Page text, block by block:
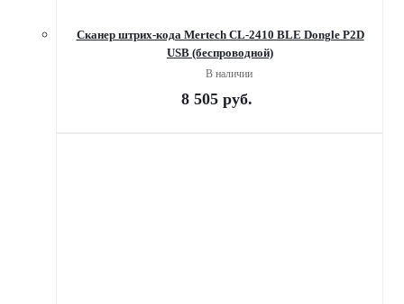
Сканер штрих-кода Mertech CL-2410 BLE Dongle P2D
USB (беспроводной)
В наличии
8 505 руб.